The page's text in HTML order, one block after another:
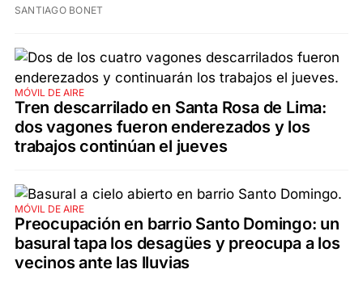
SANTIAGO BONET
MÓVIL DE AIRE
Tren descarrilado en Santa Rosa de Lima:
dos vagones fueron enderezados y los
trabajos continúan el jueves
MÓVIL DE AIRE
Preocupación en barrio Santo Domingo: un
basural tapa los desagües y preocupa a los
vecinos ante las lluvias